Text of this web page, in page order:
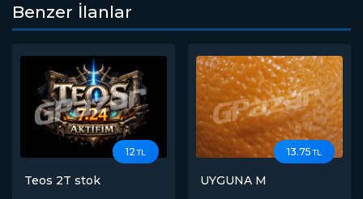
Benzer İlanlar
12 TL
Teos 2T stok
13.75 TL
UYGUNA M